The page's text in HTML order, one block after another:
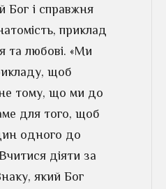
Бог і справжня
приклад
та любові. «Ми
щоб
тому, що ми до
для того, щоб
одного до
діяти за
який Бог